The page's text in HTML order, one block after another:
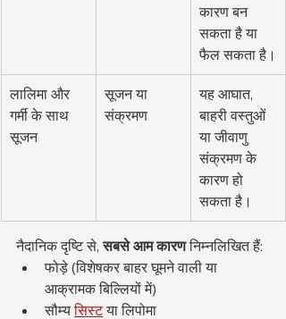
कारण बन
सकता है या
फैल सकता है।
लालिमा और
गर्मी के साथ
सूजन
सूजन या
संक्रमण
यह आघात,
बाहरी वस्तुओं
या जीवाणु
संक्रमण के
कारण हो
सकता है।
नैदानिक दृष्टि से, सबसे आम कारण निम्नलिखित हैं:
फोड़े (विशेषकर बाहर घूमने वाली या
आक्रामक बिल्लियों में)
सौम्य सिस्ट या लिपोमा